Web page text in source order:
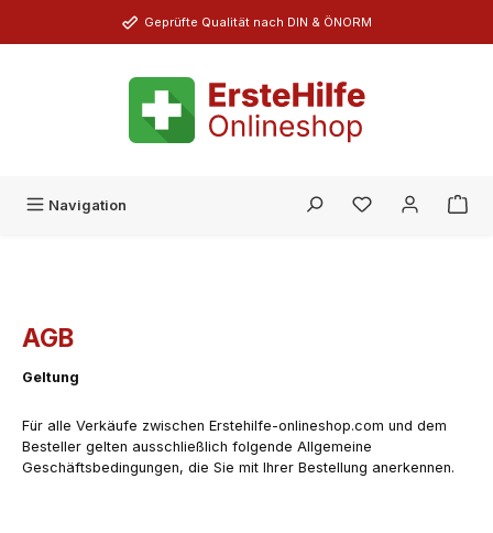
Zum Hauptinhalt springenGeprüfte Qualität nach DIN & ÖNORM
Navigation Du hast 0
AGB
Geltung
Für alle Verkäufe zwischen Erstehilfe-onlineshop.com und dem
Besteller gelten ausschließlich folgende Allgemeine
Geschäftsbedingungen, die Sie mit Ihrer Bestellung anerkennen.